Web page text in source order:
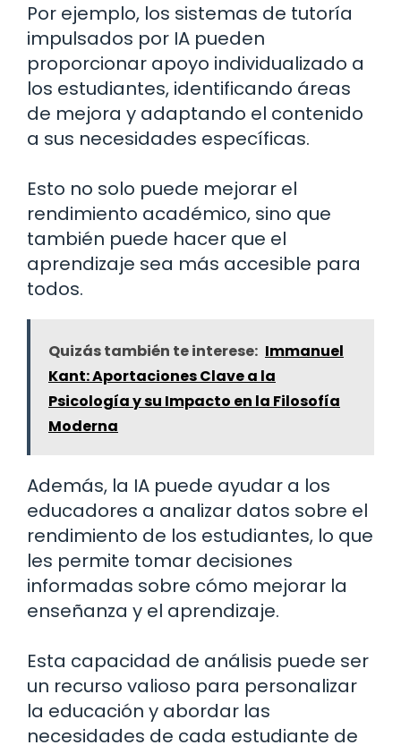
Por ejemplo, los sistemas de tutoría
impulsados por IA pueden
proporcionar apoyo individualizado a
los estudiantes, identificando áreas
de mejora y adaptando el contenido
a sus necesidades específicas.
Esto no solo puede mejorar el
rendimiento académico, sino que
también puede hacer que el
aprendizaje sea más accesible para
todos.
Quizás también te interese: Immanuel
Kant: Aportaciones Clave a la
Psicología y su Impacto en la Filosofía
Moderna
Además, la IA puede ayudar a los
educadores a analizar datos sobre el
rendimiento de los estudiantes, lo que
les permite tomar decisiones
informadas sobre cómo mejorar la
enseñanza y el aprendizaje.
Esta capacidad de análisis puede ser
un recurso valioso para personalizar
la educación y abordar las
necesidades de cada estudiante de